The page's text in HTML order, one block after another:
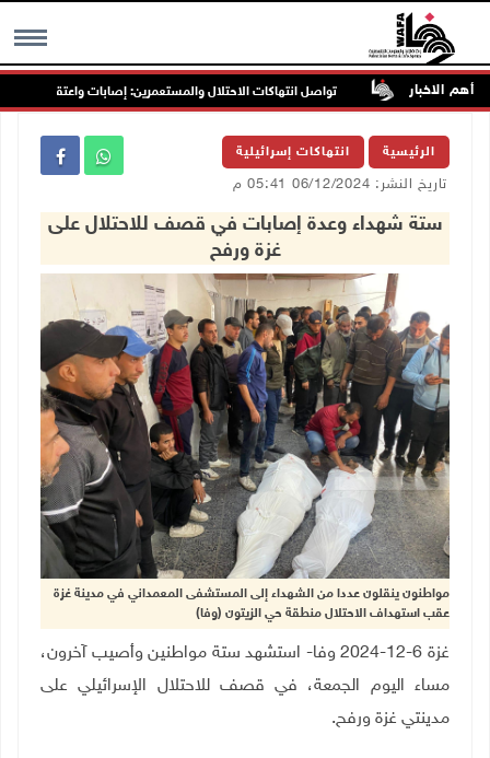
MENU أهم الاخبار
جنين تواصل انتهاكات الاحتلال والمستعمرين: إصابات واعتقالات
الرئيسية انتهاكات إسرائيلية
تاريخ النشر: 06/12/2024 05:41 م
ستة شهداء وعدة إصابات في قصف للاحتلال على
غزة ورفح
مواطنون ينقلون عددا من الشهداء إلى المستشفى المعمداني في مدينة غزة
عقب استهداف الاحتلال منطقة حي الزيتون (وفا)
غزة 6-12-2024 وفا- استشهد ستة مواطنين وأصيب آخرون،
مساء اليوم الجمعة، في قصف للاحتلال الإسرائيلي على
مدينتي غزة ورفح.